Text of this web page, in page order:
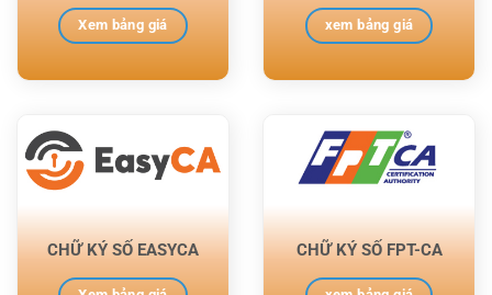
Xem bảng giá xem bảng giá
CHỮ KÝ SỐ EASYCA CHỮ KÝ SỐ FPT-CA